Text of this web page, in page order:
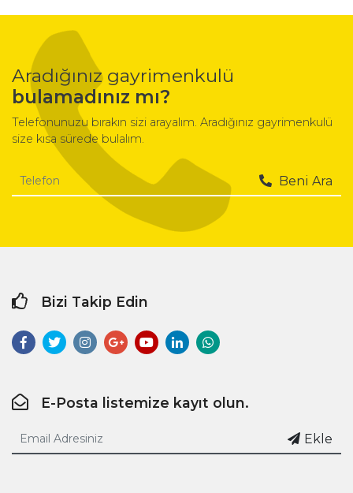
Aradığınız gayrimenkulü
bulamadınız mı?
Telefonunuzu bırakın sizi arayalım. Aradığınız gayrimenkulü
size kısa sürede bulalım.
Beni Ara
Bizi Takip Edin
E-Posta listemize kayıt olun.
Ekle